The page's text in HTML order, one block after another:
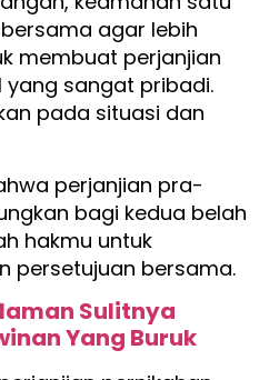
agar lebih
membuat perjanjian
sangat pribadi.
pada situasi dan
perjanjian pra-
bagi kedua belah
hakmu untuk
persetujuan bersama.
Sulitnya
Yang Buruk